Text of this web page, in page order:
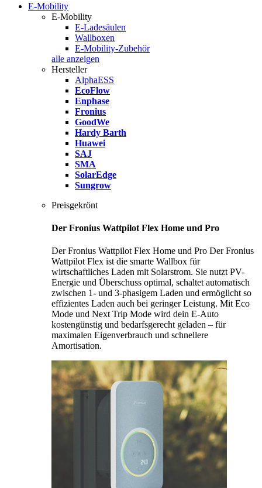
E-Mobility
E-Mobility
E-Ladesäulen
Wallboxen
E-Mobility-Zubehör
alle anzeigen
Hersteller
AlphaESS
EcoFlow
Enphase
Fronius
GoodWe
Hardy Barth
Huawei
SAJ
SMA
SolarEdge
Sungrow
Preisgekrönt
Der Fronius Wattpilot Flex Home und Pro
Der Fronius Wattpilot Flex Home und Pro Der Fronius
Wattpilot Flex ist die smarte Wallbox für
wirtschaftliches Laden mit Solarstrom. Sie nutzt PV-
Energie und Überschuss optimal, schaltet automatisch
zwischen 1- und 3-phasigem Laden und ermöglicht so
effizientes Laden auch bei geringer Leistung. Mit Eco
Mode und Next Trip Mode wird dein E-Auto
kostengünstig und bedarfsgerecht geladen – für
maximalen Eigenverbrauch und schnellere
Amortisation.